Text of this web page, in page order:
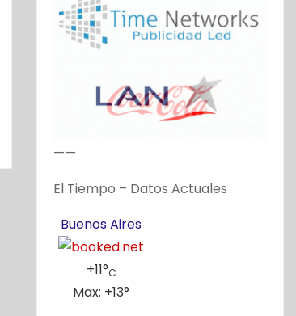
——
El Tiempo – Datos Actuales
Buenos Aires
+11°C
Max: +13°